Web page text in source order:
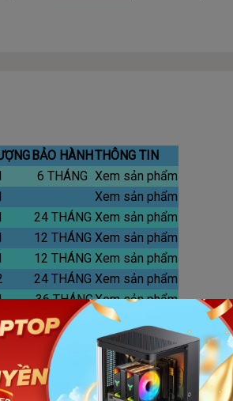
BẢO HÀNHTHÔNG TIN
6 THÁNG Xem sản phẩm
Xem sản phẩm
24 THÁNG Xem sản phẩm
12 THÁNG Xem sản phẩm
12 THÁNG Xem sản phẩm
24 THÁNG Xem sản phẩm
36 THÁNGXem sản phẩm
1 24 THÁNG Xem sản phẩm